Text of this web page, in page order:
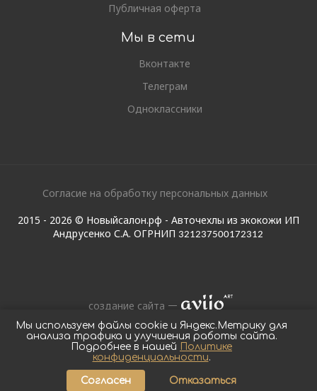
Публичная оферта
Мы в сети
Вконтакте
Телеграм
Одноклассники
Согласие на обработку персональных данных
2015 - 2026 © Новыйсалон.рф - Авточехлы из экокожи ИП
Андрусенко С.А. ОГРНИП 321237500172312
создание сайта
Мы используем файлы cookie и Яндекс.Метрику для
анализа трафика и улучшения работы сайта.
Подробнее в нашей
Политике
конфиденциальности.
Согласен Отказаться